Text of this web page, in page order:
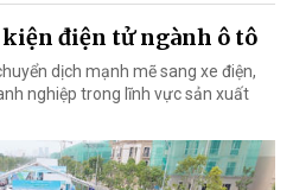
điện tử ngành ô tô
dịch mạnh mẽ sang xe điện,
nghiệp trong lĩnh vực sản xuất